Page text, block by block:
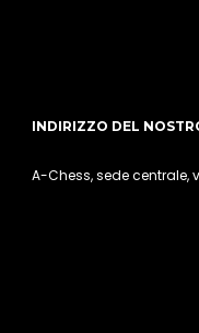
INDIRIZZO DEL
A-Chess, sede centrale,